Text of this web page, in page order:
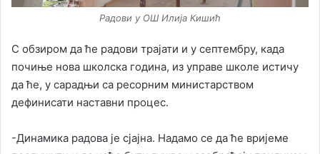
Радови у ОШ Илија Кишић
С обзиром да ће радови трајати и у септембру, када
почиње нова школска година, из управе школе истичу
да ће, у сарадњи са ресорним министарством
дефинисати наставни процес.
-Динамика радова је сјајна. Надамо се да ће вријеме